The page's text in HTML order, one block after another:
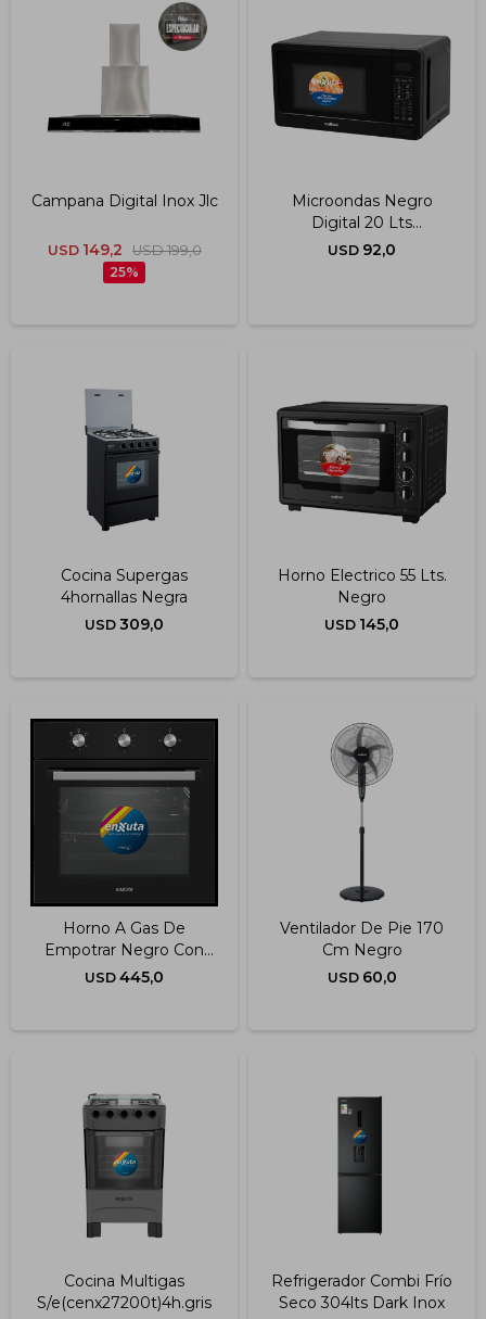
Campana Digital Inox Jlc
USD 149,2 USD 199,0
25
Microondas Negro
Digital 20 Lts
(moenx0320dng)
USD 92,0
Cocina Supergas
4hornallas Negra
USD 309,0
Horno Electrico 55 Lts.
Negro
USD 145,0
Horno A Gas De
Empotrar Negro Con
Convección
USD 445,0
Ventilador De Pie 170
Cm Negro
USD 60,0
Cocina Multigas
S/e(cenx27200t)4h.gris
Refrigerador Combi Frío
Seco 304lts Dark Inox